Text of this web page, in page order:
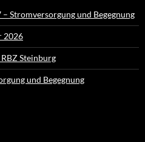
Stromversorgung und Begegnung
2026
RBZ Steinburg
und Begegnung